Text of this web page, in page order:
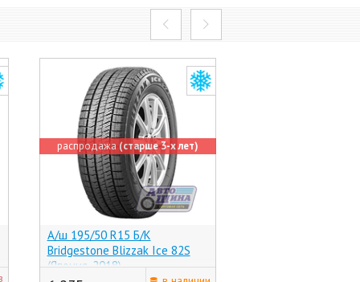
распродажа (старше 3-х лет)
А/ш 195/50 R15 Б/К
Bridgestone Blizzak Ice 82S
(Япония, 2018)